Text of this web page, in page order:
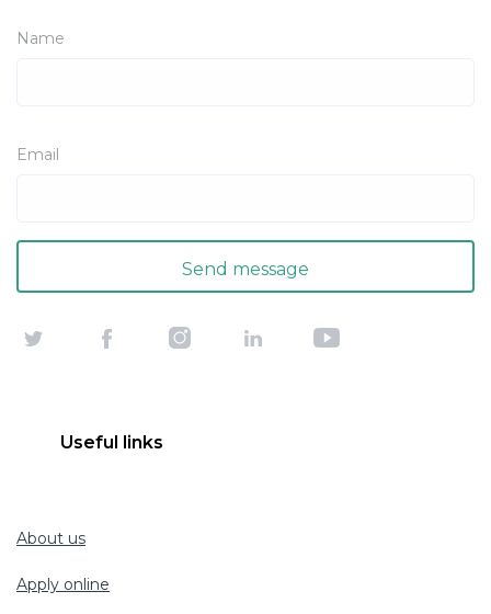
Name
Email
Useful links
About us
Apply online